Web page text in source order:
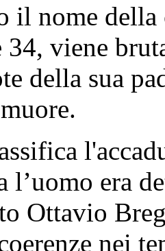
il nome
34, viene
della sua
l’uomo era
Ottavio
nei